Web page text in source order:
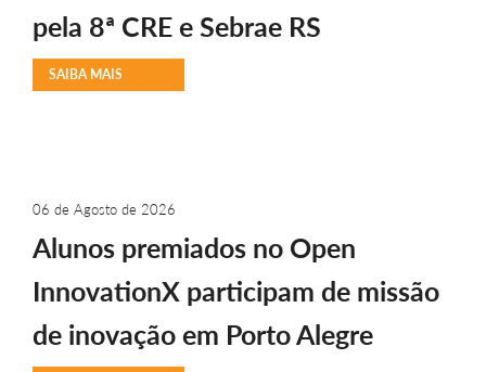
pela 8ª CRE e Sebrae RS
SAIBA MAIS
06 de Agosto de 2026
Alunos premiados no Open
InnovationX participam de missão
de inovação em Porto Alegre